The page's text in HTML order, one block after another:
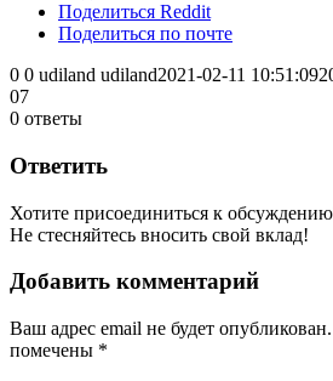
Поделиться Reddit
Поделиться по почте
0 0 udiland udiland2021-02-11 10:51:09
07
0 ответы
Ответить
Хотите присоединиться к
Не стесняйтесь вносить свой вклад!
Добавить комментарий
Ваш адрес email не будет опубликован.
помечены *